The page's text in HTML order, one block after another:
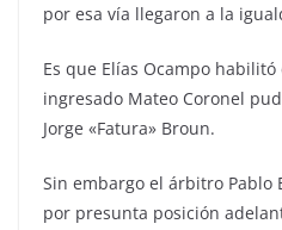
por esa vía llegaron a la
Es que Elías Ocampo
ingresado Mateo Coronel
Jorge «Fatura» Broun.
Sin embargo el árbitro Pablo
por presunta posición